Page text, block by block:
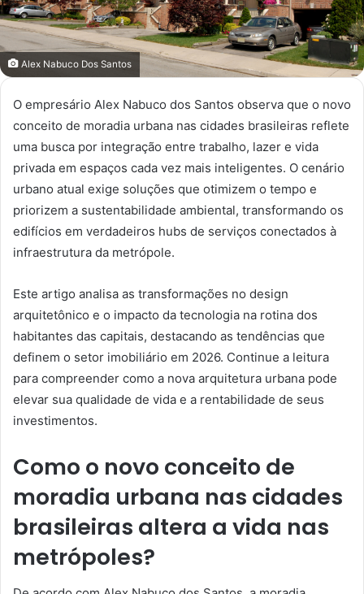
Alex Nabuco Dos Santos
O empresário Alex Nabuco dos Santos observa que o novo
conceito de moradia urbana nas cidades brasileiras reflete
uma busca por integração entre trabalho, lazer e vida
privada em espaços cada vez mais inteligentes. O cenário
urbano atual exige soluções que otimizem o tempo e
priorizem a sustentabilidade ambiental, transformando os
edifícios em verdadeiros hubs de serviços conectados à
infraestrutura da metrópole.
Este artigo analisa as transformações no design
arquitetônico e o impacto da tecnologia na rotina dos
habitantes das capitais, destacando as tendências que
definem o setor imobiliário em 2026. Continue a leitura
para compreender como a nova arquitetura urbana pode
elevar sua qualidade de vida e a rentabilidade de seus
investimentos.
Como o novo conceito de
moradia urbana nas cidades
brasileiras altera a vida nas
metrópoles?